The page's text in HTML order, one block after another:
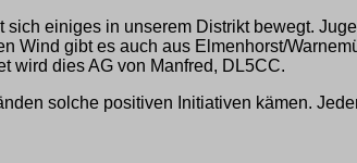
einiges in unserem Distrikt bewegt.
Wind gibt es auch aus Elmenhorst/
wird dies AG von Manfred, DL5CC.
solche positiven Initiativen kämen.